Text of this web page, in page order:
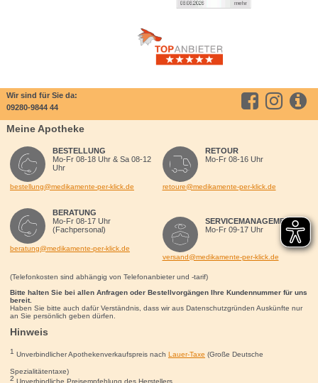
Wir sind für Sie da:
09280-9844 44
Meine Apotheke
BESTELLUNG
Mo-Fr 08-18 Uhr & Sa 08-12
Uhr
bestellung@medikamente-per-klick.de
BERATUNG
Mo-Fr 08-17 Uhr
(Fachpersonal)
beratung@medikamente-per-klick.de
RETOUR
Mo-Fr 08-16 Uhr
retoure@medikamente-per-klick.de
SERVICEMANAGEMENT
Mo-Fr 09-17 Uhr
versand@medikamente-per-klick.de
(Telefonkosten sind abhängig von Telefonanbieter und -tarif)
Bitte halten Sie bei allen Anfragen oder Bestellvorgängen Ihre Kundennummer für uns
bereit.
Haben Sie bitte auch dafür Verständnis, dass wir aus Datenschutzgründen Auskünfte nur
an Sie persönlich geben dürfen.
Hinweis
1 Unverbindlicher Apothekenverkaufspreis nach Lauer-Taxe (Große Deutsche
Spezialitätentaxe)
2